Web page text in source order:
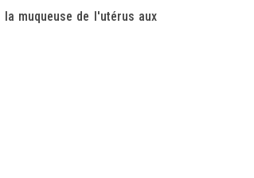
muqueuse de l'utérus aux